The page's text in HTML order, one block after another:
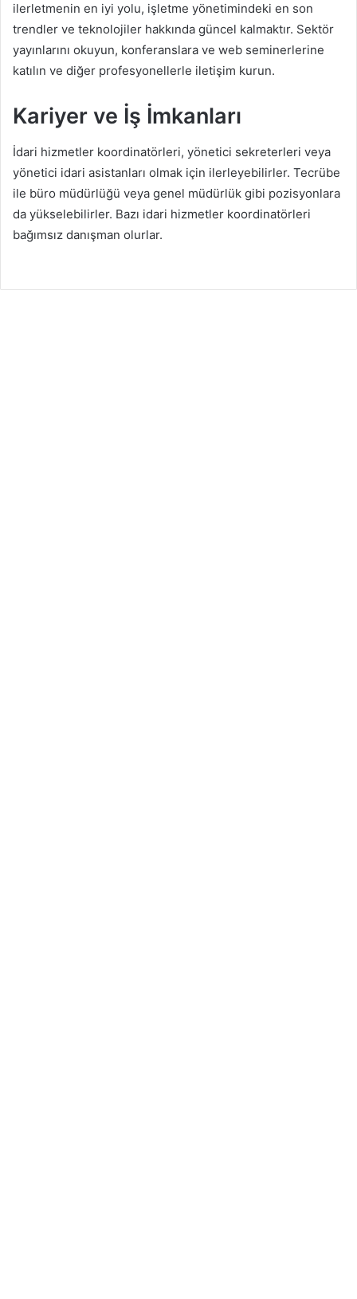
ilerletmenin en iyi yolu, işletme yönetimindeki en son
trendler ve teknolojiler hakkında güncel kalmaktır. Sektör
yayınlarını okuyun, konferanslara ve web seminerlerine
katılın ve diğer profesyonellerle iletişim kurun.
Kariyer ve İş İmkanları
İdari hizmetler koordinatörleri, yönetici sekreterleri veya
yönetici idari asistanları olmak için ilerleyebilirler. Tecrübe
ile büro müdürlüğü veya genel müdürlük gibi pozisyonlara
da yükselebilirler. Bazı idari hizmetler koordinatörleri
bağımsız danışman olurlar.